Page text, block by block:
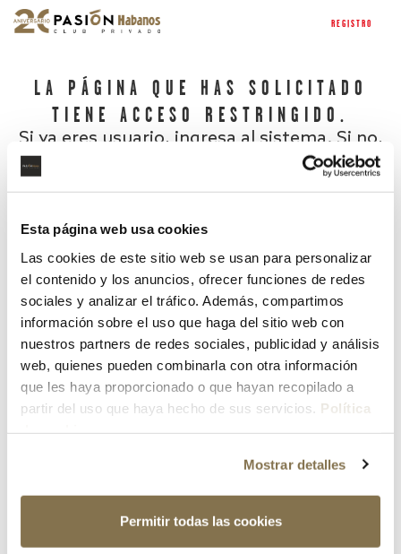
Esta página web usa cookies
Las cookies de este sitio web se usan para personalizar
el contenido y los anuncios, ofrecer funciones de redes
sociales y analizar el tráfico. Además, compartimos
información sobre el uso que haga del sitio web con
nuestros partners de redes sociales, publicidad y análisis
web, quienes pueden combinarla con otra información
que les haya proporcionado o que hayan recopilado a
partir del uso que haya hecho de sus servicios. Política
Mostrar detalles
Permitir todas las cookies
REGISTRO
LA PÁGINA QUE HAS SOLICITADO
TIENE ACCESO RESTRINGIDO.
Si ya eres usuario, ingresa al sistema. Si no,
¿Has olvidado tu contraseña?